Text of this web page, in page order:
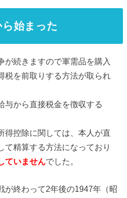
始まった
が続きますので軍需品を購入
税を前取りする方法が取られ
与から直接税金を徴収する
控除に関しては、本人が直
て精算する方法になっており
ていませんでした。
終わって2年後の1947年（昭